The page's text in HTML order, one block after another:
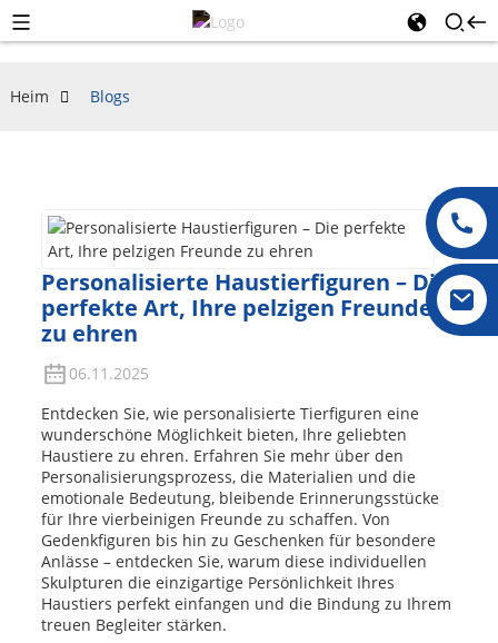
Heim Blogs
Personalisierte Haustierfiguren – Die
perfekte Art, Ihre pelzigen Freunde
zu ehren
06.11.2025
Entdecken Sie, wie personalisierte Tierfiguren eine
wunderschöne Möglichkeit bieten, Ihre geliebten
Haustiere zu ehren. Erfahren Sie mehr über den
Personalisierungsprozess, die Materialien und die
emotionale Bedeutung, bleibende Erinnerungsstücke
für Ihre vierbeinigen Freunde zu schaffen. Von
Gedenkfiguren bis hin zu Geschenken für besondere
Anlässe – entdecken Sie, warum diese individuellen
Skulpturen die einzigartige Persönlichkeit Ihres
Haustiers perfekt einfangen und die Bindung zu Ihrem
treuen Begleiter stärken.